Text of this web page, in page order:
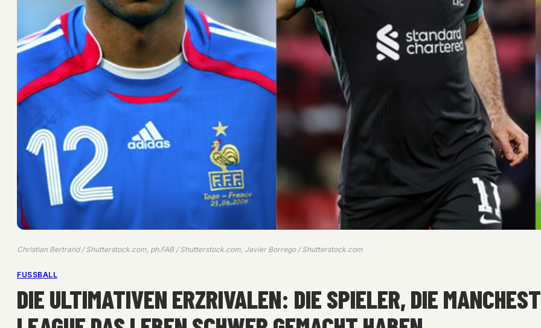
Christian Bertrand / Shutterstock.com, ph.FAB / Shutterstock.com, Javier Borrego / Shutterstock.com
FUSSBALL
DIE ULTIMATIVEN ERZRIVALEN: DIE SPIELER, DIE